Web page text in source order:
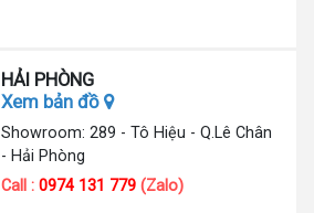
HẢI PHÒNG
Xem bản đồ
Showroom: 289 - Tô Hiệu - Q.Lê Chân
- Hải Phòng
Call :0974 131 779 (Zalo)